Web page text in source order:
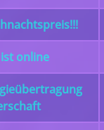
online